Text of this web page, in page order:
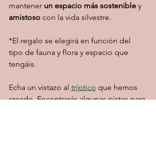
mantener un espacio más sostenible y
amistoso con la vida silvestre.
*El regalo se elegirá en función del
tipo de fauna y flora y espacio que
tengáis.
Echa un vistazo al tríptico que hemos
creado. Encontrarás algunas pistas para